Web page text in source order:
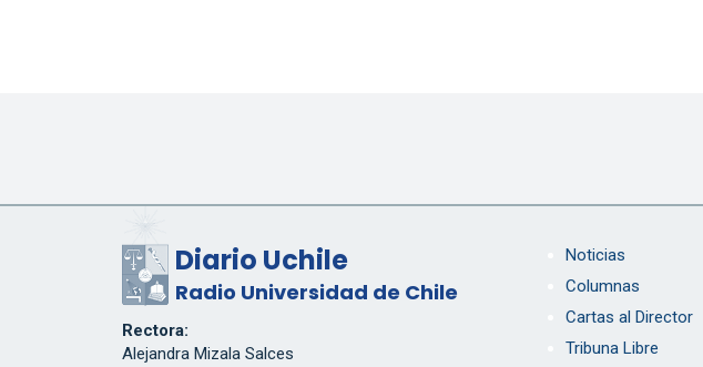
Diario Uchile
Radio Universidad de Chile
Rectora:
Alejandra Mizala Salces
Noticias
Columnas
Cartas al Director
Tribuna Libre